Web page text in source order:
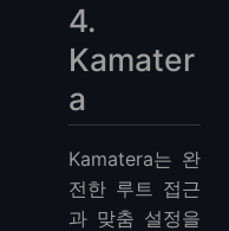
4.
Kamater
a
Kamatera는 완
전한 루트 접근
과 맞춤 설정을